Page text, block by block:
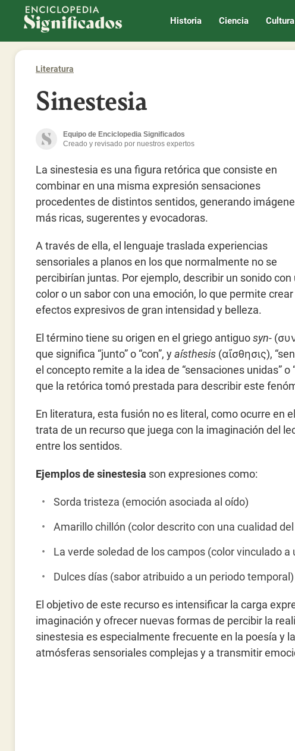
Enciclopedia Significados
Historia Ciencia Cultura
Literatura
Sinestesia
Equipo de Enciclopedia Significados
Creado y revisado por nuestros expertos
La sinestesia es una figura retórica que consiste en
combinar en una misma expresión sensaciones
procedentes de distintos sentidos, generando
más ricas, sugerentes y evocadoras.
A través de ella, el lenguaje traslada experiencias
sensoriales a planos en los que normalmente no se
percibirían juntas. Por ejemplo, describir un sonido con
color o un sabor con una emoción, lo que permite crear
efectos expresivos de gran intensidad y belleza.
El término tiene su origen en el griego antiguosyn-
que significa “junto” o “con”, yaísthesis (αἴσθησις),
el concepto remite a la idea de “sensaciones unidas”
que la retórica tomó prestada para describir este
En literatura, esta fusión no es literal, como ocurre en
trata de un recurso que juega con la imaginación del
entre los sentidos.
Ejemplos de sinestesia son expresiones como:
Sorda tristeza (emoción asociada al oído)
Amarillo chillón (color descrito con una cualidad
La verde soledad de los campos (color vinculado
Dulces días (sabor atribuido a un periodo temporal)
El objetivo de este recurso es intensificar la carga
imaginación y ofrecer nuevas formas de percibir la
sinestesia es especialmente frecuente en la poesía y
atmósferas sensoriales complejas y a transmitir